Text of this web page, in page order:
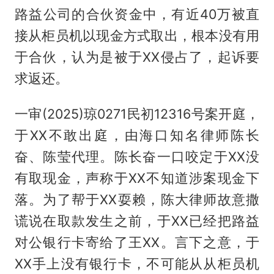
路益公司的合伙资金中，有近40万被直
接从柜员机以现金方式取出，根本没有用
于合伙，认为是被于XX侵占了，起诉要
求返还。
一审(2025)琼0271民初12316号案开庭，
于XX不敢出庭，由海口知名律师陈长
奋、陈莹代理。陈长奋一口咬定于XX没
有取现金，声称于XX不知道涉案现金下
落。为了帮于XX耍赖，陈大律师故意撒
谎说在取款发生之前，于XX已经把路益
对公银行卡寄给了王XX。言下之意，于
XX手上没有银行卡，不可能从从柜员机